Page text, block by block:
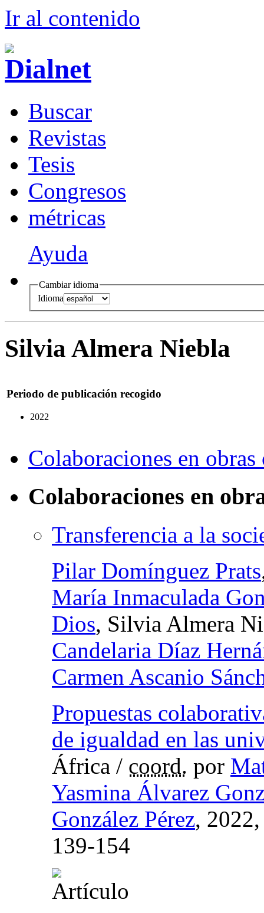
Ir al contenido
Buscar
Revistas
Tesis
Congresos
métricas
Ayuda
Cambiar idioma
Idioma
Silvia Almera Niebla
Periodo de publicación recogido
2022
Colaboraciones en
Colaboraciones en
Transferencia a la
Pilar Domínguez Prats
María Inmaculada
Dios, Silvia Almera
Candelaria Díaz
Carmen Ascanio
Propuestas
de igualdad en las
África / coord. por
Yasmina Álvarez
González Pérez,
139-154